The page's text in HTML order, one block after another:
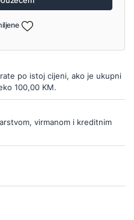
po istoj cijeni, ako je ukupni
100,00 KM.
virmanom i kreditnim